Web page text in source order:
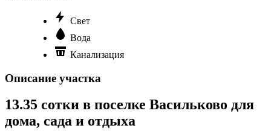
Свет
Вода
Канализация
Описание участка
13.35 сотки в поселке Васильково для
дома, сада и отдыха